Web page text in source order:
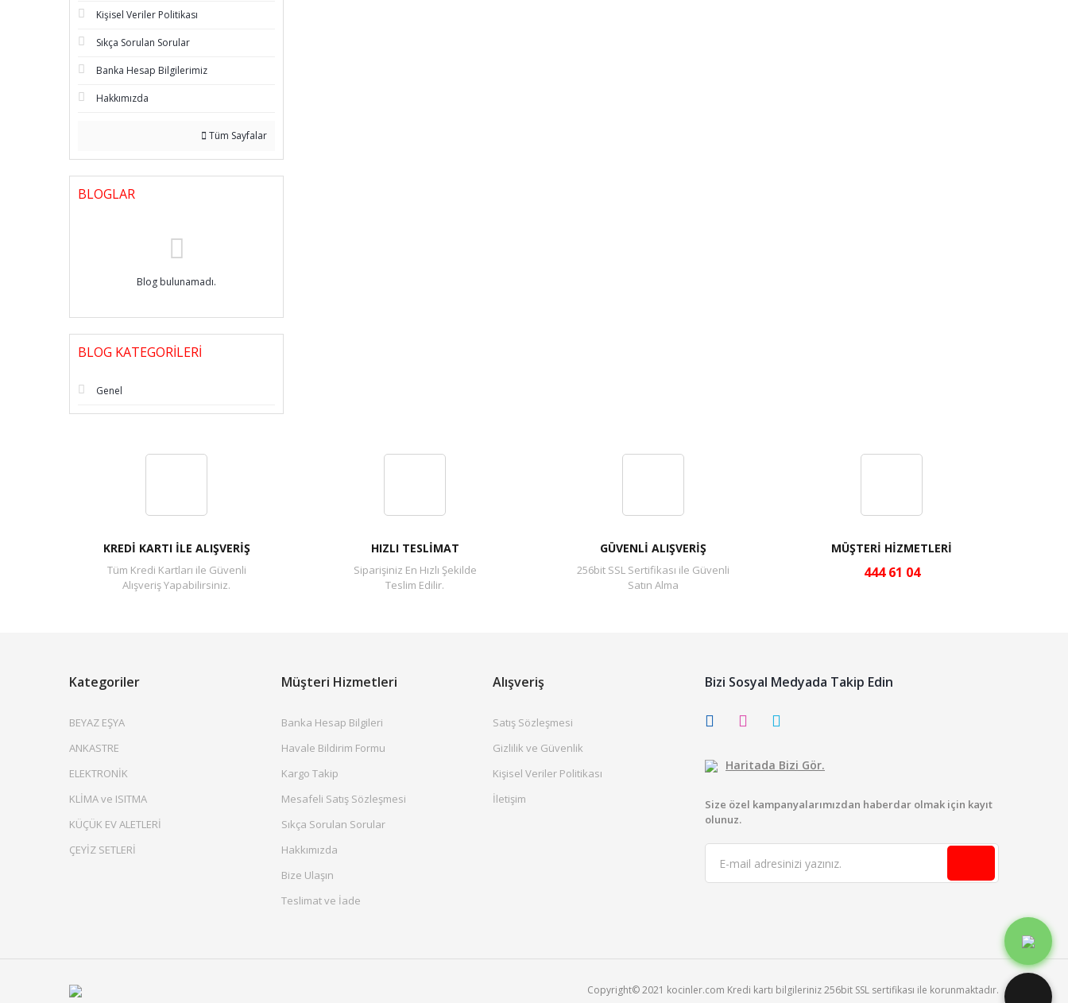
Kişisel Veriler Politikası
Sıkça Sorulan Sorular
Banka Hesap Bilgilerimiz
Hakkımızda
Tüm Sayfalar
BLOGLAR
Blog bulunamadı.
BLOG KATEGORILERI
Genel
KREDİ KARTI İLE ALIŞVERİŞ
Tüm Kredi Kartları ile Güvenli
Alışveriş Yapabilirsiniz.
HIZLI TESLİMAT
Siparişiniz En Hızlı Şekilde
Teslim Edilir.
GÜVENLİ ALIŞVERİŞ
256bit SSL Sertifikası ile Güvenli
Satın Alma
MÜŞTERİ HİZMETLERİ
444 61 04
Kategoriler
BEYAZ EŞYA
ANKASTRE
ELEKTRONİK
KLİMA ve ISITMA
KÜÇÜK EV ALETLERİ
ÇEYİZ SETLERİ
Müşteri Hizmetleri
Banka Hesap Bilgileri
Havale Bildirim Formu
Kargo Takip
Mesafeli Satış Sözleşmesi
Sıkça Sorulan Sorular
Hakkımızda
Bize Ulaşın
Teslimat ve İade
Alışveriş
Satış Sözleşmesi
Gizlilik ve Güvenlik
Kişisel Veriler Politikası
İletişim
Bizi Sosyal Medyada Takip Edin
Haritada Bizi Gör.
Size özel kampanyalarımızdan haberdar olmak için kayıt
olunuz.
Copyright© 2021 kocinler.com Kredi kartı bilgileriniz 256bit SSL sertifikası ile korunmaktadır.